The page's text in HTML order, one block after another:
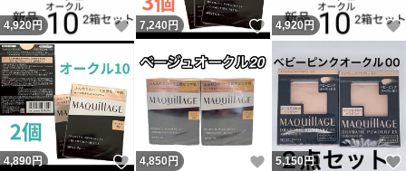
4,920円 いいね！
7,240 円 いいね！
4,920円
4,890 円 いいね！
4,850 円 いいね！
5,150円